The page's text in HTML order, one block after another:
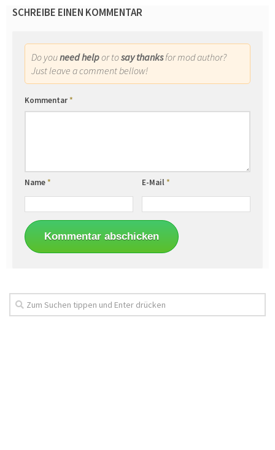
SCHREIBE EINEN KOMMENTAR
Do youneed helpor tosay thanksfor mod author?
Just leave a comment bellow!
Kommentar*
Name* E-Mail*